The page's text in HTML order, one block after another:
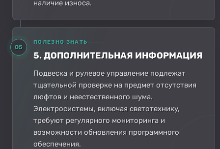
наличие износа.
05
ПОЛЕЗНО ЗНАТЬ
5. ДОПОЛНИТЕЛЬНАЯ ИНФОРМАЦИЯ
Подвеска и рулевое управление подлежат
тщательной проверке на предмет отсутствия
люфтов и неестественного шума.
Электросистемы, включая светотехнику,
требуют регулярного мониторинга и
возможности обновления программного
обеспечения.